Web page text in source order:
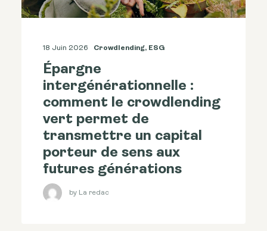
18 Juin 2026 Crowdlending, ESG
Épargne
intergénérationnelle :
comment le crowdlending
vert permet de
transmettre un capital
porteur de sens aux
futures générations
by La redac